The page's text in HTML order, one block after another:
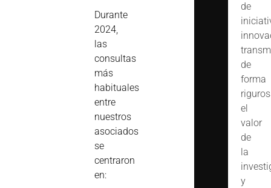
Durante
2024,
las
consultas
más
habituales
entre
nuestros
asociados
se
centraron
en:
de
de
forma
el
valor
de
la
y